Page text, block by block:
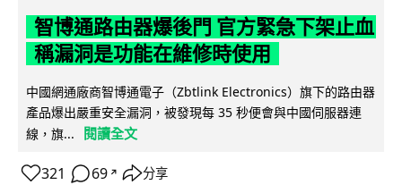
智博通路由器爆後門 官方緊急下架止血
稱漏洞是功能在維修時使用
中國網通廠商智博通電子（Zbtlink Electronics）旗下的路由器
產品爆出嚴重安全漏洞，被發現每 35 秒便會與中國伺服器連
線，旗...
閱讀全文
321 69 ↗ 分享